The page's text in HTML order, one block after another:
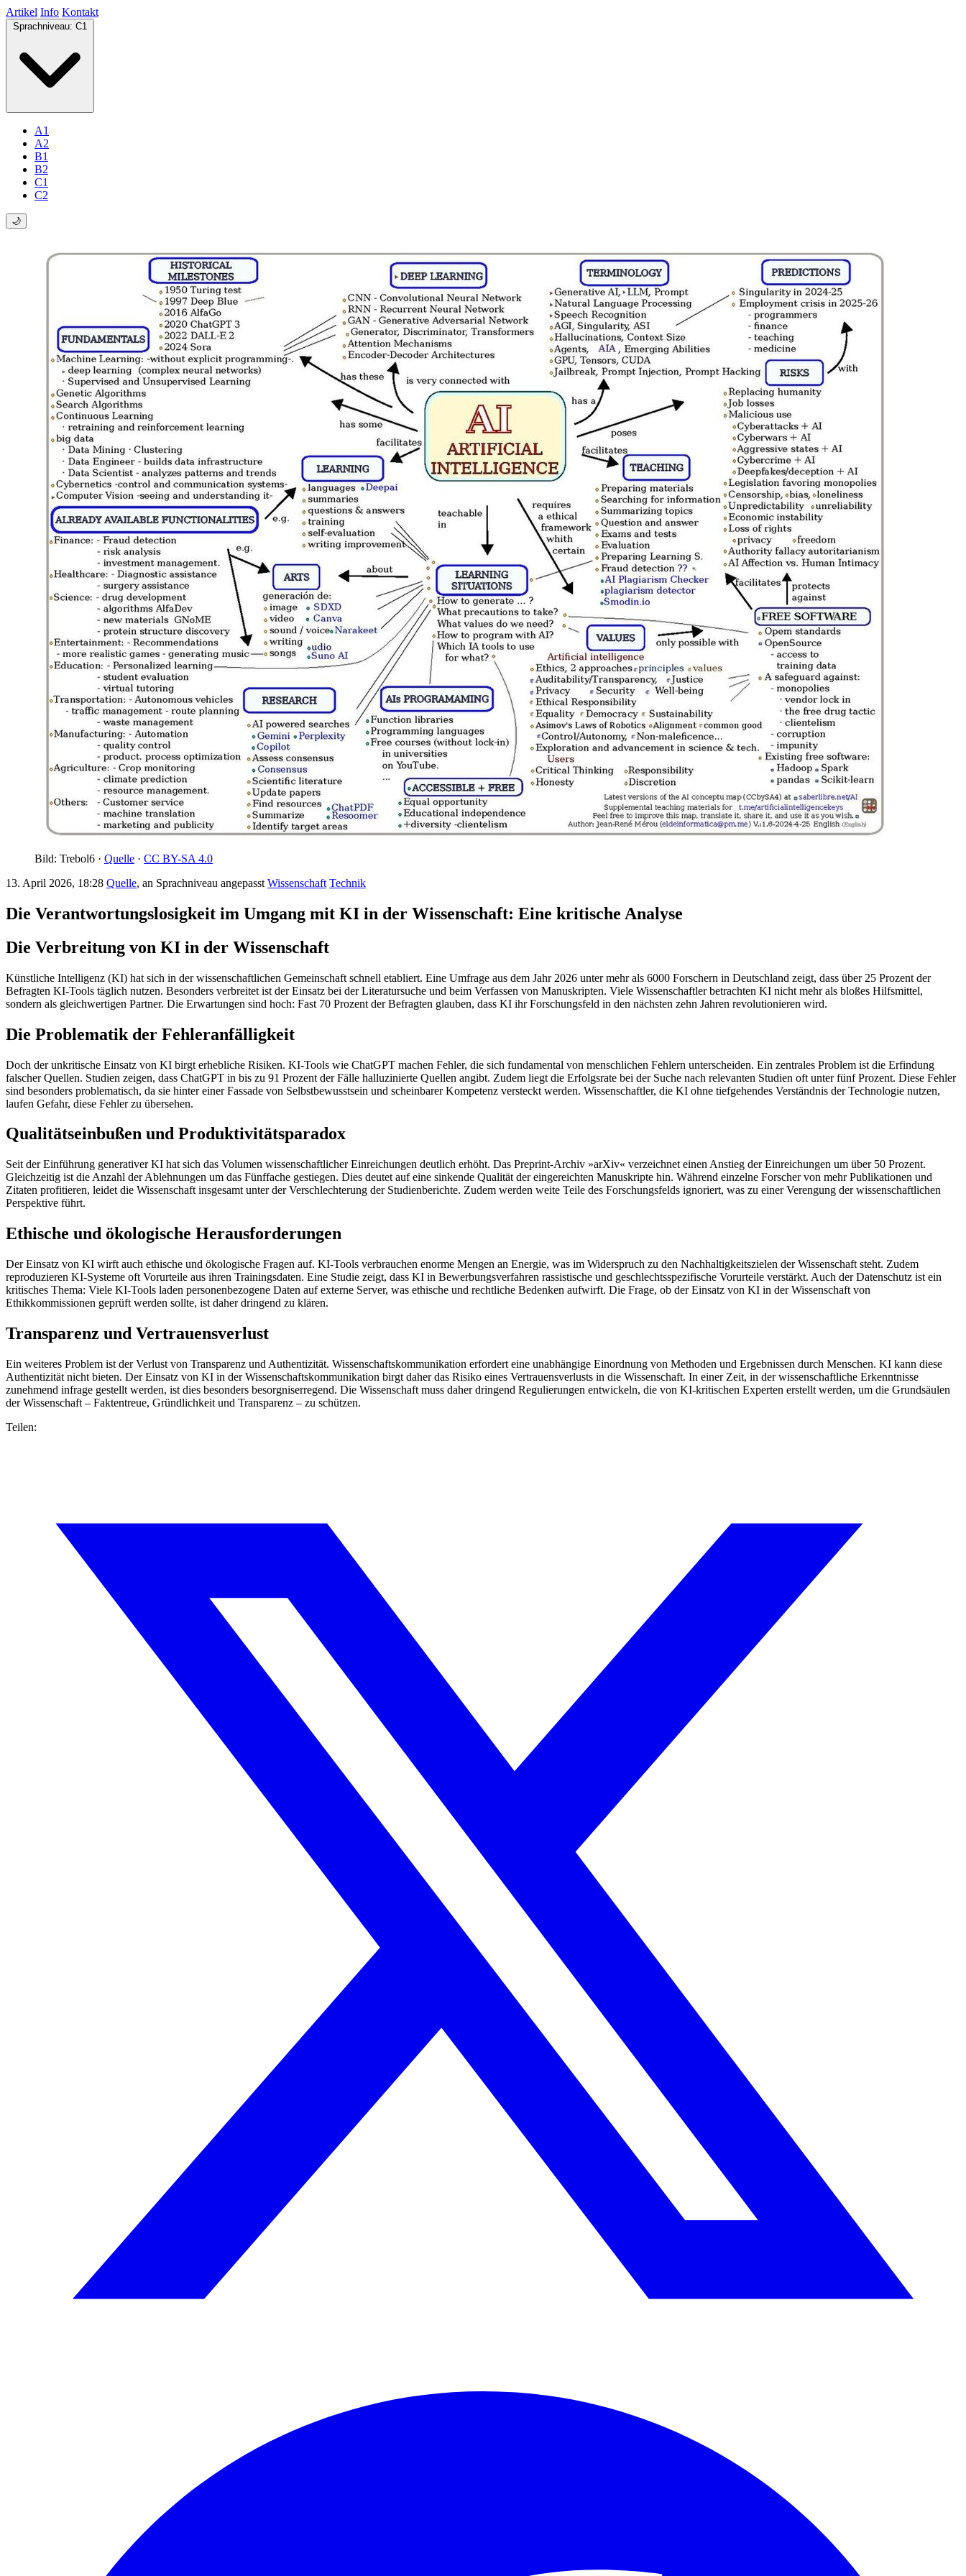
Artikel Info Kontakt
Sprachniveau: C1
A1
A2
B1
B2
C1
C2
🌙
Bild: Trebol6 · Quelle · CC BY-SA 4.0
13. April 2026, 18:28 Quelle, an Sprachniveau angepasst Wissenschaft Technik
Die Verantwortungslosigkeit im Umgang mit KI in der Wissenschaft: Eine kritische Analyse
Die Verbreitung von KI in der Wissenschaft
Künstliche Intelligenz (KI) hat sich in der wissenschaftlichen Gemeinschaft schnell etabliert. Eine Umfrage aus dem Jahr 2026 unter mehr als 6000 Forschern in Deutschland zeigt, dass über 25 Prozent der
Befragten KI-Tools täglich nutzen. Besonders verbreitet ist der Einsatz bei der Literatursuche und beim Verfassen von Manuskripten. Viele Wissenschaftler betrachten KI nicht mehr als bloßes Hilfsmittel,
sondern als gleichwertigen Partner. Die Erwartungen sind hoch: Fast 70 Prozent der Befragten glauben, dass KI ihr Forschungsfeld in den nächsten zehn Jahren revolutionieren wird.
Die Problematik der Fehleranfälligkeit
Doch der unkritische Einsatz von KI birgt erhebliche Risiken. KI-Tools wie ChatGPT machen Fehler, die sich fundamental von menschlichen Fehlern unterscheiden. Ein zentrales Problem ist die Erfindung
falscher Quellen. Studien zeigen, dass ChatGPT in bis zu 91 Prozent der Fälle halluzinierte Quellen angibt. Zudem liegt die Erfolgsrate bei der Suche nach relevanten Studien oft unter fünf Prozent. Diese Fehler
sind besonders problematisch, da sie hinter einer Fassade von Selbstbewusstsein und scheinbarer Kompetenz versteckt werden. Wissenschaftler, die KI ohne tiefgehendes Verständnis der Technologie nutzen,
laufen Gefahr, diese Fehler zu übersehen.
Qualitätseinbußen und Produktivitätsparadox
Seit der Einführung generativer KI hat sich das Volumen wissenschaftlicher Einreichungen deutlich erhöht. Das Preprint-Archiv »arXiv« verzeichnet einen Anstieg der Einreichungen um über 50 Prozent.
Gleichzeitig ist die Anzahl der Ablehnungen um das Fünffache gestiegen. Dies deutet auf eine sinkende Qualität der eingereichten Manuskripte hin. Während einzelne Forscher von mehr Publikationen und
Zitaten profitieren, leidet die Wissenschaft insgesamt unter der Verschlechterung der Studienberichte. Zudem werden weite Teile des Forschungsfelds ignoriert, was zu einer Verengung der wissenschaftlichen
Perspektive führt.
Ethische und ökologische Herausforderungen
Der Einsatz von KI wirft auch ethische und ökologische Fragen auf. KI-Tools verbrauchen enorme Mengen an Energie, was im Widerspruch zu den Nachhaltigkeitszielen der Wissenschaft steht. Zudem
reproduzieren KI-Systeme oft Vorurteile aus ihren Trainingsdaten. Eine Studie zeigt, dass KI in Bewerbungsverfahren rassistische und geschlechtsspezifische Vorurteile verstärkt. Auch der Datenschutz ist ein
kritisches Thema: Viele KI-Tools laden personenbezogene Daten auf externe Server, was ethische und rechtliche Bedenken aufwirft. Die Frage, ob der Einsatz von KI in der Wissenschaft von
Ethikkommissionen geprüft werden sollte, ist daher dringend zu klären.
Transparenz und Vertrauensverlust
Ein weiteres Problem ist der Verlust von Transparenz und Authentizität. Wissenschaftskommunikation erfordert eine unabhängige Einordnung von Methoden und Ergebnissen durch Menschen. KI kann diese
Authentizität nicht bieten. Der Einsatz von KI in der Wissenschaftskommunikation birgt daher das Risiko eines Vertrauensverlusts in die Wissenschaft. In einer Zeit, in der wissenschaftliche Erkenntnisse
zunehmend infrage gestellt werden, ist dies besonders besorgniserregend. Die Wissenschaft muss daher dringend Regulierungen entwickeln, die von KI-kritischen Experten erstellt werden, um die Grundsäulen
der Wissenschaft – Faktentreue, Gründlichkeit und Transparenz – zu schützen.
Teilen: